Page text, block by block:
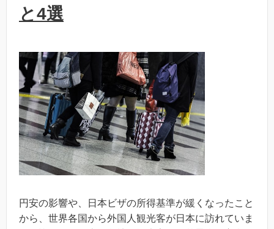
と4選
円安の影響や、日本ビザの所得基準が緩くなったこと
から、世界各国から外国人観光客が日本に訪れていま